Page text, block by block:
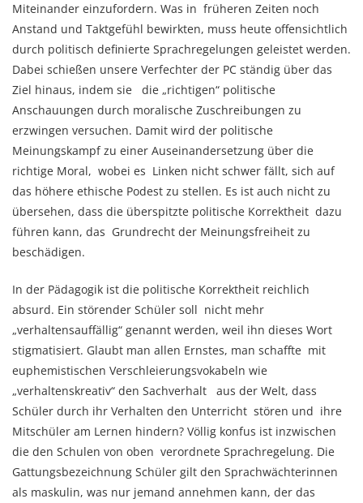
Miteinander einzufordern. Was in früheren Zeiten noch
Anstand und Taktgefühl bewirkten, muss heute offensichtlich
durch politisch definierte Sprachregelungen geleistet werden.
Dabei schießen unsere Verfechter der PC ständig über das
Ziel hinaus, indem sie die „richtigen“ politische
Anschauungen durch moralische Zuschreibungen zu
erzwingen versuchen. Damit wird der politische
Meinungskampf zu einer Auseinandersetzung über die
richtige Moral, wobei es Linken nicht schwer fällt, sich auf
das höhere ethische Podest zu stellen. Es ist auch nicht zu
übersehen, dass die überspitzte politische Korrektheit dazu
führen kann, das Grundrecht der Meinungsfreiheit zu
beschädigen.
In der Pädagogik ist die politische Korrektheit reichlich
absurd. Ein störender Schüler soll nicht mehr
„verhaltensauffällig“ genannt werden, weil ihn dieses Wort
stigmatisiert. Glaubt man allen Ernstes, man schaffte mit
euphemistischen Verschleierungsvokabeln wie
„verhaltenskreativ“ den Sachverhalt aus der Welt, dass
Schüler durch ihr Verhalten den Unterricht stören und ihre
Mitschüler am Lernen hindern? Völlig konfus ist inzwischen
die den Schulen von oben verordnete Sprachregelung. Die
Gattungsbezeichnung Schüler gilt den Sprachwächterinnen
als maskulin, was nur jemand annehmen kann, der das